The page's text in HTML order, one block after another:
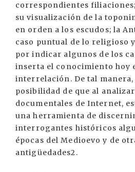
correspondientes
su visualización de la
en orden a los escudos; la
caso puntual de lo religioso
por indicar algunos de los
inserta el conocimiento hoy
interrelación. De tal manera,
posibilidad de que al
documentales de Internet,
una herramienta de
interrogantes históricos
épocas del Medioevo y de
antigüedades2.